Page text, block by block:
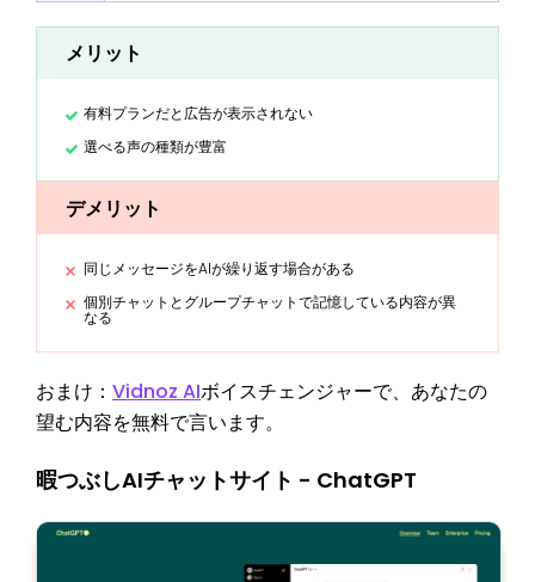
メリット
有料プランだと広告が表示されない
選べる声の種類が豊富
デメリット
同じメッセージをAIが繰り返す場合がある
個別チャットとグループチャットで記憶している内容が異
なる
おまけ： Vidnoz AIボイスチェンジャーで、あなたの
望む内容を無料で言います。
暇つぶしAIチャットサイト - ChatGPT